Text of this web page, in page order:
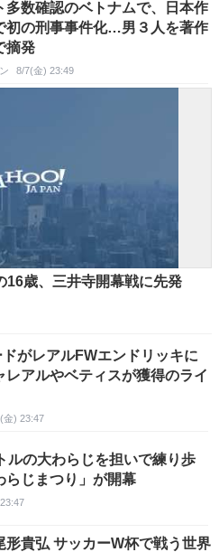
多数確認のベトナムで、日本作
初の刑事事件化…男３人を著作
摘発
8/7(金) 23:49
16歳、三井寺開幕戦に先発
がレアルFWエンドリッキに
レアルやベティスが獲得のライ
金) 23:47
ルの大わらじを担いで練り歩
じまつり」が開幕
形貴弘 サッカーW杯で戦う世界